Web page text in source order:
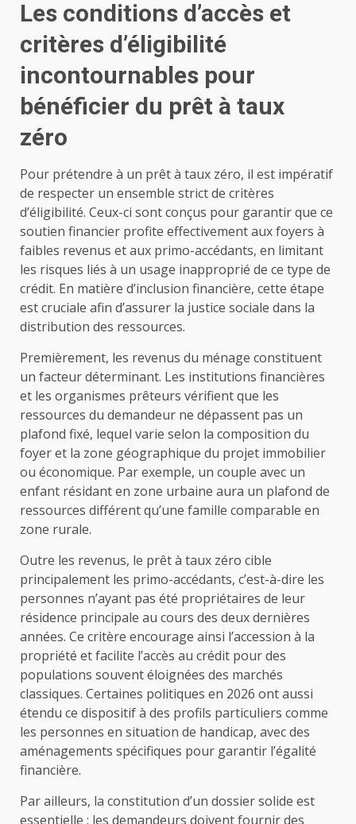
Les conditions d’accès et
critères d’éligibilité
incontournables pour
bénéficier du prêt à taux
zéro
Pour prétendre à un prêt à taux zéro, il est impératif
de respecter un ensemble strict de critères
d’éligibilité. Ceux-ci sont conçus pour garantir que ce
soutien financier profite effectivement aux foyers à
faibles revenus et aux primo-accédants, en limitant
les risques liés à un usage inapproprié de ce type de
crédit. En matière d’inclusion financière, cette étape
est cruciale afin d’assurer la justice sociale dans la
distribution des ressources.
Premièrement, les revenus du ménage constituent
un facteur déterminant. Les institutions financières
et les organismes prêteurs vérifient que les
ressources du demandeur ne dépassent pas un
plafond fixé, lequel varie selon la composition du
foyer et la zone géographique du projet immobilier
ou économique. Par exemple, un couple avec un
enfant résidant en zone urbaine aura un plafond de
ressources différent qu’une famille comparable en
zone rurale.
Outre les revenus, le prêt à taux zéro cible
principalement les primo-accédants, c’est-à-dire les
personnes n’ayant pas été propriétaires de leur
résidence principale au cours des deux dernières
années. Ce critère encourage ainsi l’accession à la
propriété et facilite l’accès au crédit pour des
populations souvent éloignées des marchés
classiques. Certaines politiques en 2026 ont aussi
étendu ce dispositif à des profils particuliers comme
les personnes en situation de handicap, avec des
aménagements spécifiques pour garantir l’égalité
financière.
Par ailleurs, la constitution d’un dossier solide est
essentielle : les demandeurs doivent fournir des